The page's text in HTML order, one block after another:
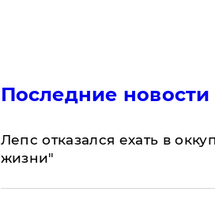
Последние новости
Лепс отказался ехать в
жизни"